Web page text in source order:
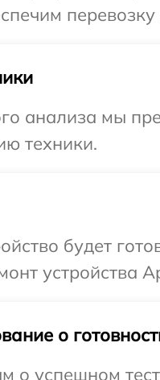
анализа мы
техники.
будет
устройства
о
успешном